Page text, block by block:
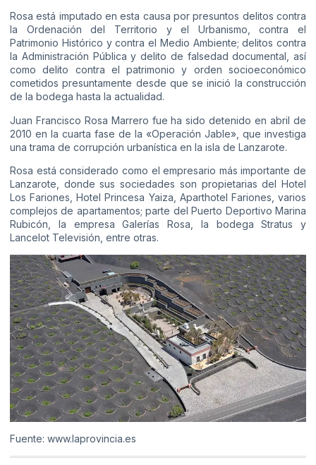
Rosa está imputado en esta causa por presuntos delitos contra
la Ordenación del Territorio y el Urbanismo, contra el
Patrimonio Histórico y contra el Medio Ambiente; delitos contra
la Administración Pública y delito de falsedad documental, así
como delito contra el patrimonio y orden socioeconómico
cometidos presuntamente desde que se inició la construcción
de la bodega hasta la actualidad.
Juan Francisco Rosa Marrero fue ha sido detenido en abril de
2010 en la cuarta fase de la «Operación Jable», que investiga
una trama de corrupción urbanística en la isla de Lanzarote.
Rosa está considerado como el empresario más importante de
Lanzarote, donde sus sociedades son propietarias del Hotel
Los Fariones, Hotel Princesa Yaiza, Aparthotel Fariones, varios
complejos de apartamentos; parte del Puerto Deportivo Marina
Rubicón, la empresa Galerías Rosa, la bodega Stratus y
Lancelot Televisión, entre otras.
Fuente: www.laprovincia.es